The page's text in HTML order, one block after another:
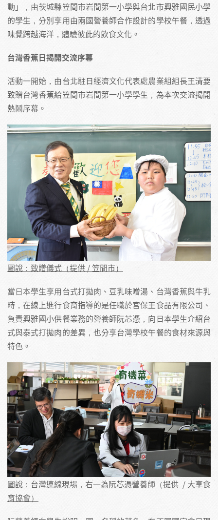
動」，由茨城縣笠間市岩間第一小學與台北市興雅國民小學
的學生，分別享用由兩國營養師合作設計的學校午餐，透過
味覺跨越海洋，體驗彼此的飲食文化。
台灣香蕉日揭開交流序幕
活動一開始，由台北駐日經濟文化代表處農業組組長王清要
致贈台灣香蕉給笠間市岩間第一小學學生，為本次交流揭開
熱鬧序幕。
圖說：致贈儀式（提供 / 笠間市）
當日本學生享用台式打拋肉、豆乳味噌湯、台灣香蕉與牛乳
時，在線上進行食育指導的是任職於宮保王食品有限公司、
負責興雅國小供餐業務的營養師阮芯憑，向日本學生介紹台
式與泰式打拋肉的差異，也分享台灣學校午餐的食材來源與
特色。
圖說：台灣連線現場，右一為阮芯憑營養師（提供 / 大享食
育協會）